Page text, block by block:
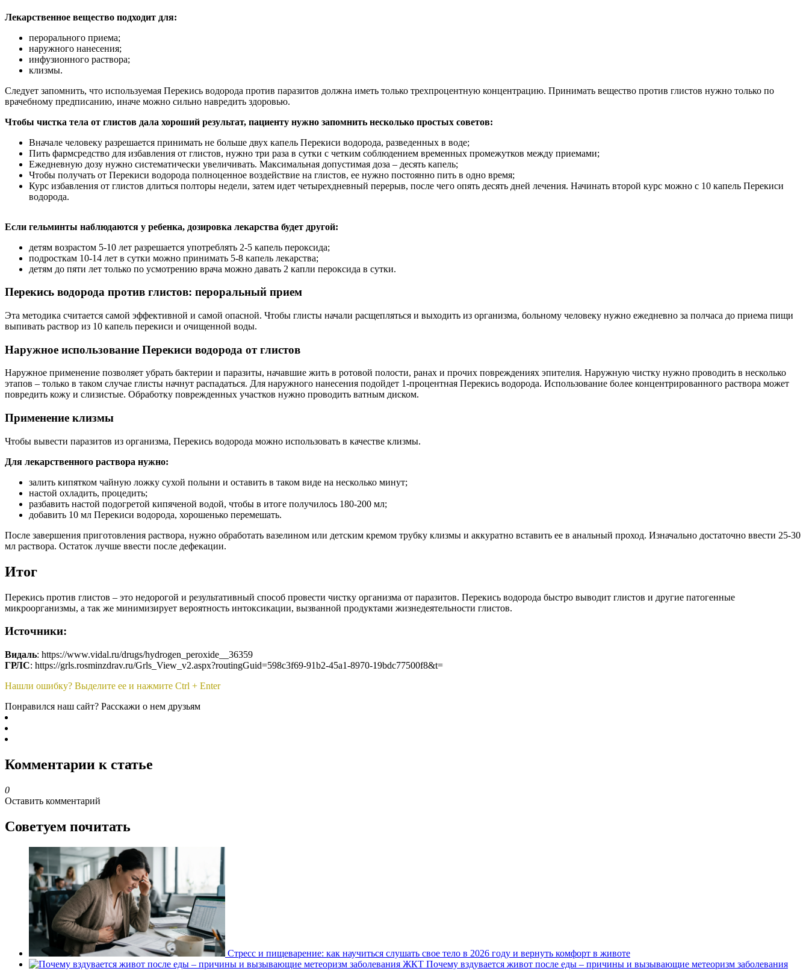
Лекарственное вещество подходит для:
перорального приема;
наружного нанесения;
инфузионного раствора;
клизмы.
Следует запомнить, что используемая Перекись водорода против паразитов должна иметь только трехпроцентную концентрацию. Принимать вещество против глистов нужно только по
врачебному предписанию, иначе можно сильно навредить здоровью.
Чтобы чистка тела от глистов дала хороший результат, пациенту нужно запомнить несколько простых советов:
Вначале человеку разрешается принимать не больше двух капель Перекиси водорода, разведенных в воде;
Пить фармсредство для избавления от глистов, нужно три раза в сутки с четким соблюдением временных промежутков между приемами;
Ежедневную дозу нужно систематически увеличивать. Максимальная допустимая доза – десять капель;
Чтобы получать от Перекиси водорода полноценное воздействие на глистов, ее нужно постоянно пить в одно время;
Курс избавления от глистов длиться полторы недели, затем идет четырехдневный перерыв, после чего опять десять дней лечения. Начинать второй курс можно с 10 капель Перекиси
водорода.
Если гельминты наблюдаются у ребенка, дозировка лекарства будет другой:
детям возрастом 5-10 лет разрешается употреблять 2-5 капель пероксида;
подросткам 10-14 лет в сутки можно принимать 5-8 капель лекарства;
детям до пяти лет только по усмотрению врача можно давать 2 капли пероксида в сутки.
Перекись водорода против глистов: пероральный прием
Эта методика считается самой эффективной и самой опасной. Чтобы глисты начали расщепляться и выходить из организма, больному человеку нужно ежедневно за полчаса до приема пищи
выпивать раствор из 10 капель перекиси и очищенной воды.
Наружное использование Перекиси водорода от глистов
Наружное применение позволяет убрать бактерии и паразиты, начавшие жить в ротовой полости, ранах и прочих повреждениях эпителия. Наружную чистку нужно проводить в несколько
этапов – только в таком случае глисты начнут распадаться. Для наружного нанесения подойдет 1-процентная Перекись водорода. Использование более концентрированного раствора может
повредить кожу и слизистые. Обработку поврежденных участков нужно проводить ватным диском.
Применение клизмы
Чтобы вывести паразитов из организма, Перекись водорода можно использовать в качестве клизмы.
Для лекарственного раствора нужно:
залить кипятком чайную ложку сухой полыни и оставить в таком виде на несколько минут;
настой охладить, процедить;
разбавить настой подогретой кипяченой водой, чтобы в итоге получилось 180-200 мл;
добавить 10 мл Перекиси водорода, хорошенько перемешать.
После завершения приготовления раствора, нужно обработать вазелином или детским кремом трубку клизмы и аккуратно вставить ее в анальный проход. Изначально достаточно ввести 25-30
мл раствора. Остаток лучше ввести после дефекации.
Итог
Перекись против глистов – это недорогой и результативный способ провести чистку организма от паразитов. Перекись водорода быстро выводит глистов и другие патогенные
микроорганизмы, а так же минимизирует вероятность интоксикации, вызванной продуктами жизнедеятельности глистов.
Источники:
Видаль: https://www.vidal.ru/drugs/hydrogen_peroxide__36359
ГРЛС: https://grls.rosminzdrav.ru/Grls_View_v2.aspx?routingGuid=598c3f69-91b2-45a1-8970-19bdc77500f8&t=
Нашли ошибку? Выделите ее и нажмите Ctrl + Enter
Понравился наш сайт? Расскажи о нем друзьям
Комментарии к статье
0
Оставить комментарий
Советуем почитать
Стресс и пищеварение: как научиться слушать свое тело в 2026 году и вернуть комфорт в животе
Почему вздувается живот после еды – причины и вызывающие метеоризм заболевания